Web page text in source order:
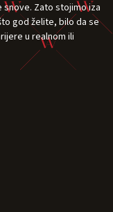
snove. Zato stojimo iza
god želite, bilo da se
u realnom ili